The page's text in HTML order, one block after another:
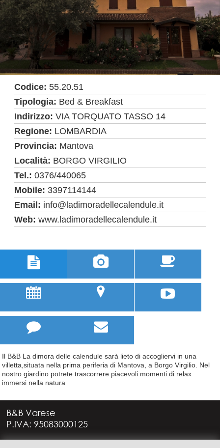
Codice: 55.20.51
Tipologia: Bed & Breakfast
Indirizzo:VIA TORQUATO TASSO 14
Regione: LOMBARDIA
Provincia: Mantova
Località: BORGO VIRGILIO
Tel.:0376/440065
Mobile: 3397114144
Email: info@ladimoradellecalendule.it
Web:www.ladimoradellecalendule.it
  
; u 
 
Il B&B La dimora delle calendule sarà lieto di accogliervi in una
villetta,situata nella prima periferia di Mantova, a Borgo Virgilio. Nel
nostro giardino potrete trascorrere piacevoli momenti di relax
immersi nella natura
B&B Varese
P.IVA: 95083000125